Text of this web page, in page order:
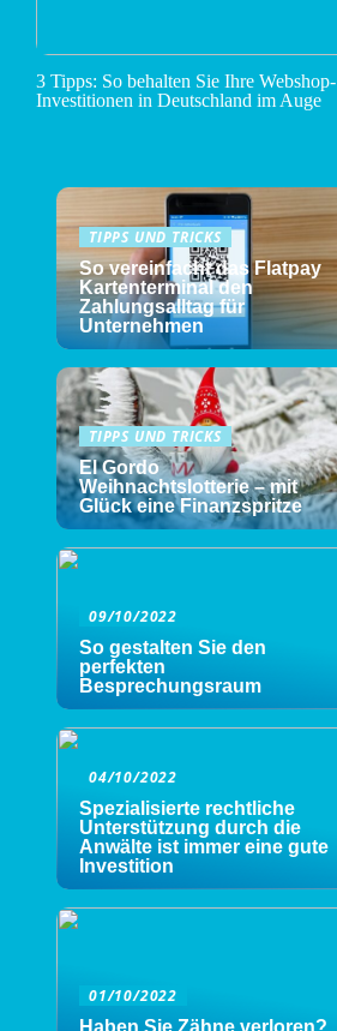
3 Tipps: So behalten Sie Ihre Webshop-
Investitionen in Deutschland im Auge
TIPPS UND TRICKS
So vereinfacht das Flatpay
Kartenterminal den
Zahlungsalltag für
Unternehmen
TIPPS UND TRICKS
El Gordo
Weihnachtslotterie – mit
Glück eine Finanzspritze
09/10/2022
So gestalten Sie den
perfekten
Besprechungsraum
04/10/2022
Spezialisierte rechtliche
Unterstützung durch die
Anwälte ist immer eine gute
Investition
01/10/2022
Haben Sie Zähne verloren?